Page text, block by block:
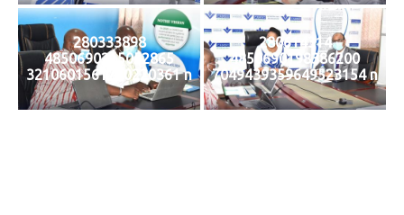
280333898
4850690215052865
3210601561730220361 n
280614314
4850690198386200
7049439359649523154 n